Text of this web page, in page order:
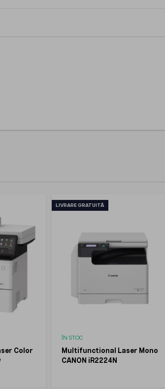
Color
LIVRARE GRATUITĂ
ÎN STOC
Multifunctional Laser Mono
CANON iR2224N